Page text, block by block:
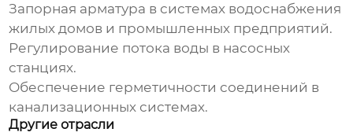
Запорная арматура в системах водоснабжения
жилых домов и промышленных предприятий.
Регулирование потока воды в насосных
станциях.
Обеспечение герметичности соединений в
канализационных системах.
Другие отрасли